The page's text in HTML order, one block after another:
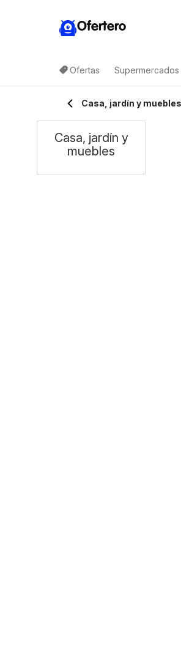
Ofertero
Ofertas Supermercados
Casa, jardín y
Casa, jardín y
muebles